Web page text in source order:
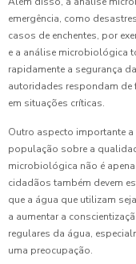
emergência, como
casos de enchentes, por
e a análise microbiológica
rapidamente a segurança
autoridades respondam de
em situações críticas.
Outro aspecto importante
população sobre a
microbiológica não é
cidadãos também devem
que a água que utilizam
a aumentar a
regulares da água,
uma preocupação.